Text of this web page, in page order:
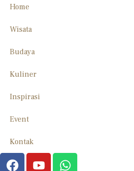
Home
Wisata
Budaya
Kuliner
Inspirasi
Event
Kontak